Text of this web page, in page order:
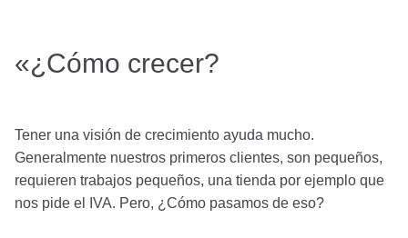
«¿Cómo crecer?
Tener una visión de crecimiento ayuda mucho.
Generalmente nuestros primeros clientes, son pequeños,
requieren trabajos pequeños, una tienda por ejemplo que
nos pide el IVA. Pero, ¿Cómo pasamos de eso?